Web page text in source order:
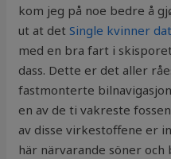
kom jeg på noe bedre å
ut at detSingle kvinner
med en bra fart i
dass. Dette er det aller
fastmonterte
en av de ti vakreste
av disse virkestoffene er
här närvarande söner